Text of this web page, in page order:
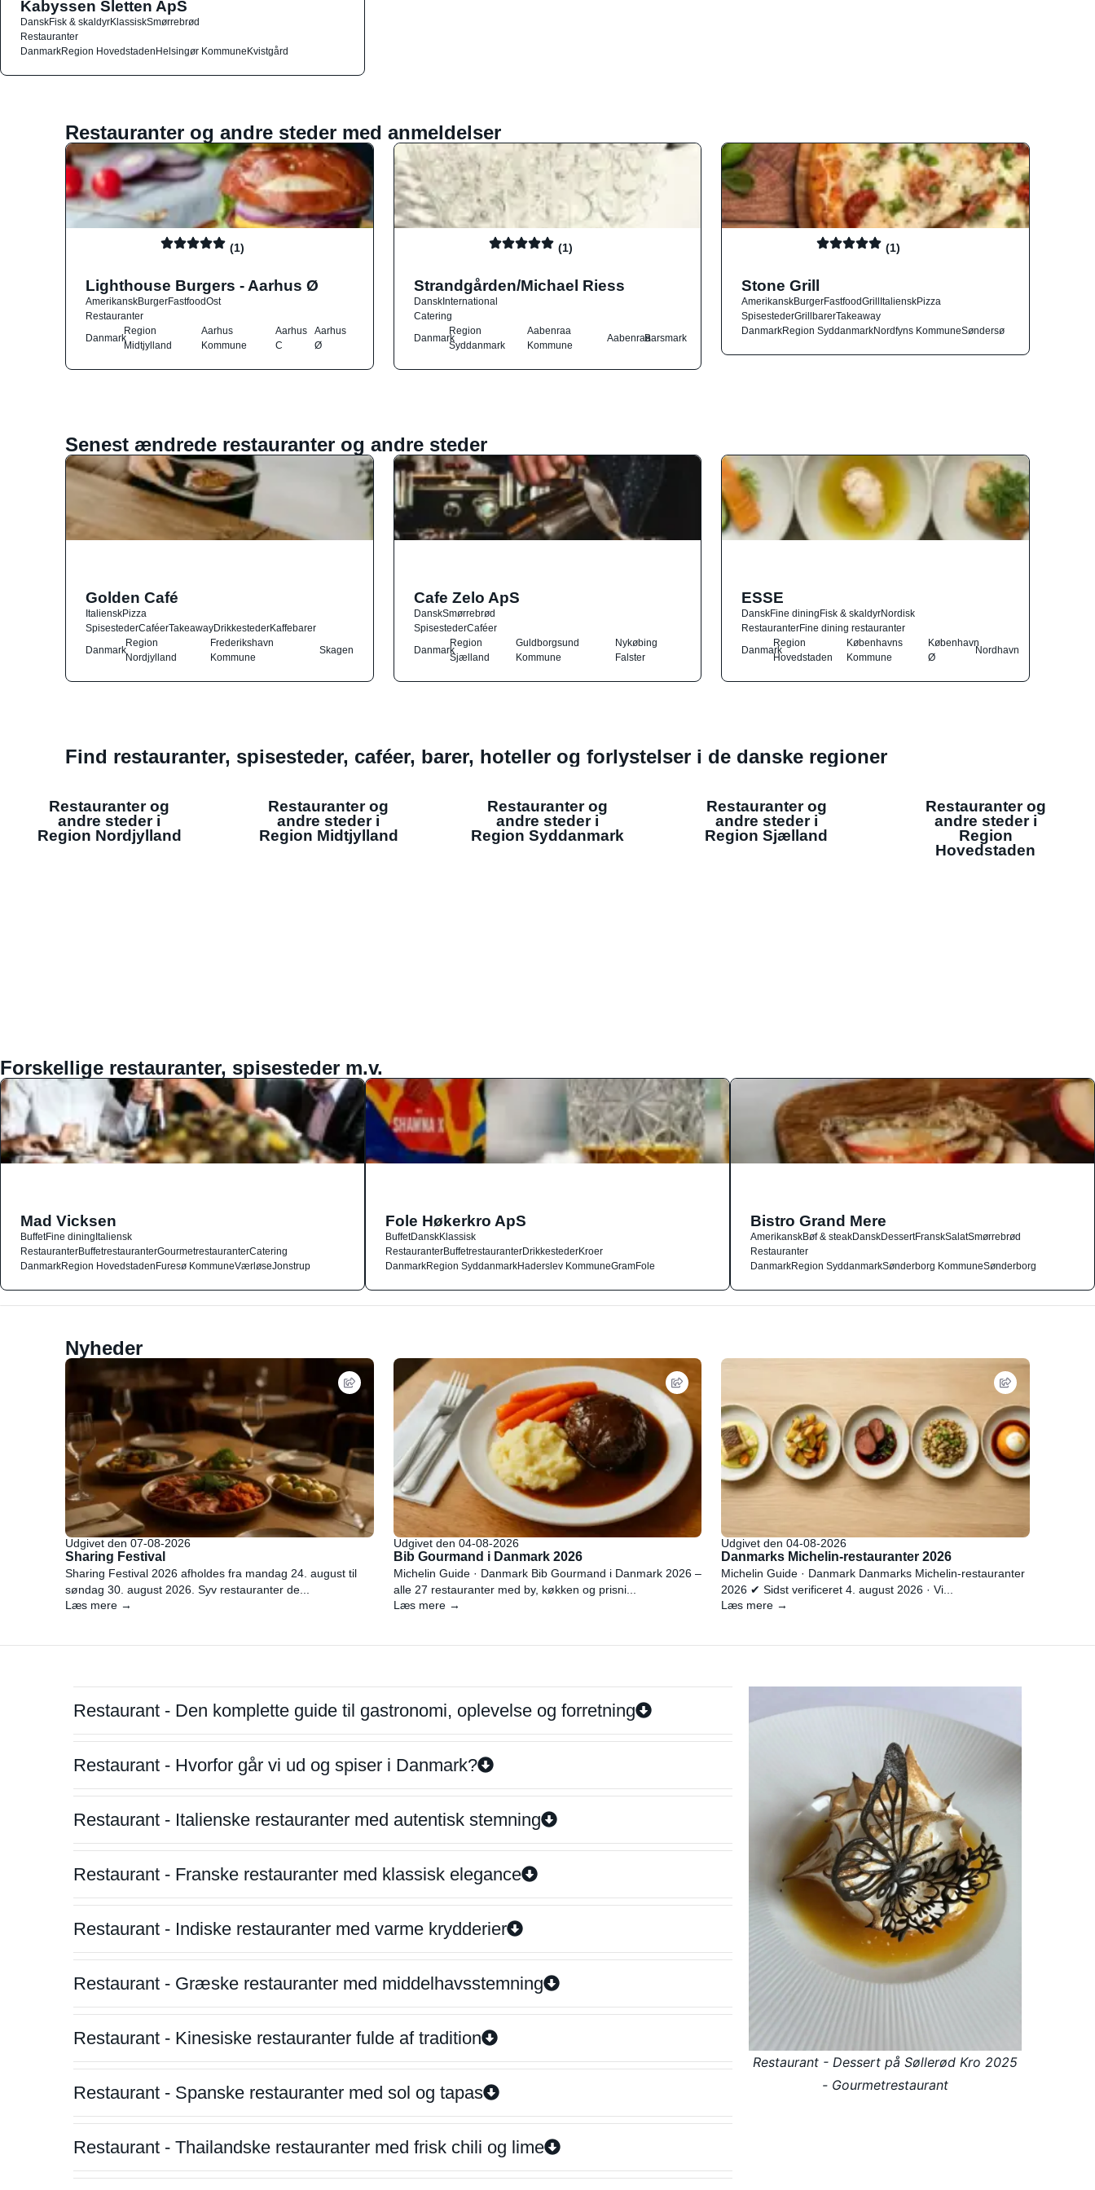
Kabyssen Sletten ApS
DanskFisk & skaldyrKlassiskSmørrebrød
Restauranter
DanmarkRegion HovedstadenHelsingør KommuneKvistgård
Restauranter og andre steder med anmeldelser
(1)
Lighthouse Burgers - Aarhus Ø
AmerikanskBurgerFastfoodOst
Restauranter
Danmark
Region
Midtjylland
Aarhus
Kommune
Aarhus
C
Aarhus
Ø
(1)
Strandgården/Michael Riess
DanskInternational
Catering
Danmark
Region
Syddanmark
Aabenraa
Kommune
AabenraaBarsmark
(1)
Stone Grill
AmerikanskBurgerFastfoodGrillItalienskPizza
SpisestederGrillbarerTakeaway
DanmarkRegion SyddanmarkNordfyns KommuneSøndersø
Senest ændrede restauranter og andre steder
Golden Café
ItalienskPizza
SpisestederCaféerTakeawayDrikkestederKaffebarer
Danmark
Region
Nordjylland
Frederikshavn
Kommune
Skagen
Cafe Zelo ApS
DanskSmørrebrød
SpisestederCaféer
Danmark
Region
Sjælland
Guldborgsund
Kommune
Nykøbing
Falster
ESSE
DanskFine diningFisk & skaldyrNordisk
RestauranterFine dining restauranter
Danmark
Region
Hovedstaden
Københavns
Kommune
København
Ø
Nordhavn
Find restauranter, spisesteder, caféer, barer, hoteller og forlystelser i de danske regioner
Restauranter og
andre steder i
Region Nordjylland
Restauranter og
andre steder i
Region Midtjylland
Restauranter og
andre steder i
Region Syddanmark
Restauranter og
andre steder i
Region Sjælland
Restauranter og
andre steder i
Region
Hovedstaden
Forskellige restauranter, spisesteder m.v.
Mad Vicksen
BuffetFine diningItaliensk
RestauranterBuffetrestauranterGourmetrestauranterCatering
DanmarkRegion HovedstadenFuresø KommuneVærløseJonstrup
Fole Høkerkro ApS
BuffetDanskKlassisk
RestauranterBuffetrestauranterDrikkestederKroer
DanmarkRegion SyddanmarkHaderslev KommuneGramFole
Bistro Grand Mere
AmerikanskBøf & steakDanskDessertFranskSalatSmørrebrød
Restauranter
DanmarkRegion SyddanmarkSønderborg KommuneSønderborg
Nyheder
Udgivet den 07-08-2026
Sharing Festival
Sharing Festival 2026 afholdes fra mandag 24. august til
søndag 30. august 2026. Syv restauranter de...
Læs mere →
Udgivet den 04-08-2026
Bib Gourmand i Danmark 2026
Michelin Guide · Danmark Bib Gourmand i Danmark 2026 –
alle 27 restauranter med by, køkken og prisni...
Læs mere →
Udgivet den 04-08-2026
Danmarks Michelin-restauranter 2026
Michelin Guide · Danmark Danmarks Michelin-restauranter
2026 ✔ Sidst verificeret 4. august 2026 · Vi...
Læs mere →
Restaurant - Den komplette guide til gastronomi, oplevelse og forretning
Restaurant - Hvorfor går vi ud og spiser i Danmark?
Restaurant - Italienske restauranter med autentisk stemning
Restaurant - Franske restauranter med klassisk elegance
Restaurant - Indiske restauranter med varme krydderier
Restaurant - Græske restauranter med middelhavsstemning
Restaurant - Kinesiske restauranter fulde af tradition
Restaurant - Spanske restauranter med sol og tapas
Restaurant - Thailandske restauranter med frisk chili og lime
Restaurant - Dessert på Søllerød Kro 2025
- Gourmetrestaurant